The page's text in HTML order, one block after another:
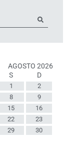
AGOSTO 2026
S D
1
2
8
9
15
16
22
23
29
30